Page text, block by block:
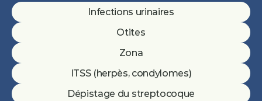
Infections urinaires
Otites
Zona
ITSS (herpès, condylomes)
Dépistage du streptocoque